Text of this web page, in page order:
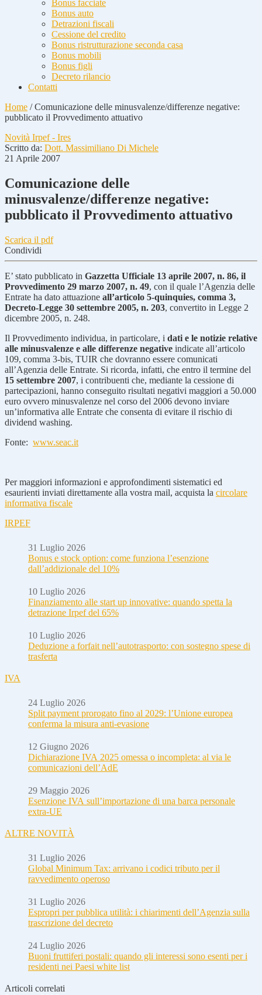
Bonus facciate
Bonus auto
Detrazioni fiscali
Cessione del credito
Bonus ristrutturazione seconda casa
Bonus mobili
Bonus figli
Decreto rilancio
Contatti
Home /Comunicazione delle minusvalenze/differenze negative:
pubblicato il Provvedimento attuativo
Novità Irpef - Ires
Scritto da: Dott. Massimiliano Di Michele
21 Aprile 2007
Comunicazione delle
minusvalenze/differenze negative:
pubblicato il Provvedimento attuativo
Scarica il pdf
Condividi
E’ stato pubblicato in Gazzetta Ufficiale 13 aprile 2007, n. 86, il
Provvedimento 29 marzo 2007, n. 49, con il quale l’Agenzia delle
Entrate ha dato attuazione all’articolo 5-quinquies, comma 3,
Decreto-Legge 30 settembre 2005, n. 203, convertito in Legge 2
dicembre 2005, n. 248.
Il Provvedimento individua, in particolare, i dati e le notizie relative
alle minusvalenze e alle differenze negative indicate all’articolo
109, comma 3-bis, TUIR che dovranno essere comunicati
all’Agenzia delle Entrate. Si ricorda, infatti, che entro il termine del
15 settembre 2007, i contribuenti che, mediante la cessione di
partecipazioni, hanno conseguito risultati negativi maggiori a 50.000
euro ovvero minusvalenze nel corso del 2006 devono inviare
un’informativa alle Entrate che consenta di evitare il rischio di
dividend washing.
Fonte: www.seac.it
Per maggiori informazioni e approfondimenti sistematici ed
esaurienti inviati direttamente alla vostra mail, acquista la circolare
informativa fiscale
IRPEF
31 Luglio 2026
Bonus e stock option: come funziona l’esenzione
dall’addizionale del 10%
10 Luglio 2026
Finanziamento alle start up innovative: quando spetta la
detrazione Irpef del 65%
10 Luglio 2026
Deduzione a forfait nell’autotrasporto: con sostegno spese di
trasferta
IVA
24 Luglio 2026
Split payment prorogato fino al 2029: l’Unione europea
conferma la misura anti-evasione
12 Giugno 2026
Dichiarazione IVA 2025 omessa o incompleta: al via le
comunicazioni dell’AdE
29 Maggio 2026
Esenzione IVA sull’importazione di una barca personale
extra-UE
ALTRE NOVITÀ
31 Luglio 2026
Global Minimum Tax: arrivano i codici tributo per il
ravvedimento operoso
31 Luglio 2026
Espropri per pubblica utilità: i chiarimenti dell’Agenzia sulla
trascrizione del decreto
24 Luglio 2026
Buoni fruttiferi postali: quando gli interessi sono esenti per i
residenti nei Paesi white list
Articoli correlati